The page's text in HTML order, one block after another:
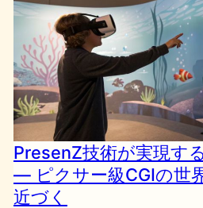
PresenZ技術が実現す
— ピクサー級CGIの世
近づく